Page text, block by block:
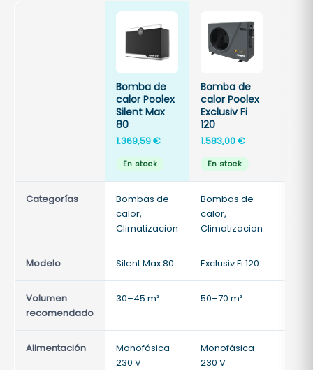
Bomba de
calor Poolex
Silent Max
80
1.369,59€
En stock
Bomba de
calor Poolex
Exclusiv Fi
120
1.583,00€
En stock
Categorías
Bombas de
calor,
Climatizacion
Bombas de
calor,
Climatizacion
Modelo Silent Max 80 Exclusiv Fi 120
Volumen
recomendado
30–45 m³ 50–70 m³
Alimentación
Monofásica
230 V
Monofásica
230 V